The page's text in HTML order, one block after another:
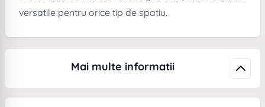
versatile pentru orice tip de spatiu.
Mai multe informatii